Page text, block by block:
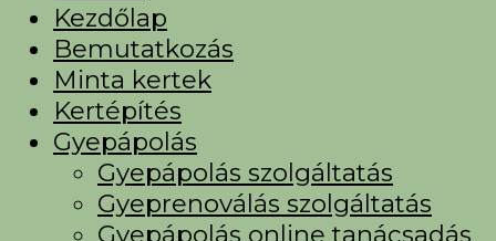
Kezdőlap
Bemutatkozás
Minta kertek
Kertépítés
Gyepápolás
Gyepápolás szolgáltatás
Gyeprenoválás szolgáltatás
Gyepápolás online tanácsadás